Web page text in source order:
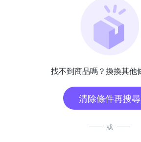
找不到商品嗎？換換其他
清除條件再搜尋
或